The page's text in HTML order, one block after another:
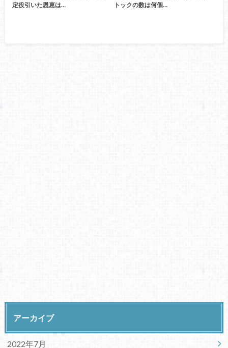
定役引いた恩恵は…
トックの数は何個…
アーカイブ
2022年7月